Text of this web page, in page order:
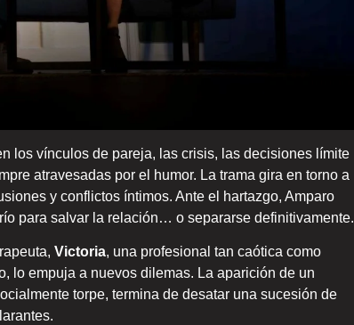
los vínculos de pareja, las crisis, las decisiones límite
atravesadas por el humor. La trama gira en torno a
y conflictos íntimos. Ante el hartazgo, Amparo
para salvar la relación… o separarse definitivamente.
Victoria, una profesional tan caótica como
lo empuja a nuevos dilemas. La aparición de un
torpe, termina de desatar una sucesión de